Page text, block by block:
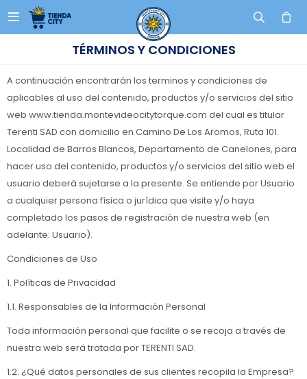

TÉRMINOS Y CONDICIONES
A continuación encontrarán los terminos y condiciones de
aplicables al uso del contenido, productos y/o servicios del sitio
web www.tienda.montevideocitytorque.com del cual es titular
Terenti SAD con domicilio en Camino De Los Aromos, Ruta 101.
Localidad de Barros Blancos, Departamento de Canelones, para
hacer uso del contenido, productos y/o servicios del sitio web el
usuario deberá sujetarse a la presente. Se entiende por Usuario
a cualquier persona física o jurídica que visite y/o haya
completado los pasos de registración de nuestra web (en
adelante: Usuario).
Condiciones de Uso
1. Políticas de Privacidad
1.1. Responsables de la Información Personal
Toda información personal que facilite o se recoja a través de
nuestra web será tratada por TERENTI SAD.
1.2. ¿Qué datos personales de sus clientes recopila la Empresa?